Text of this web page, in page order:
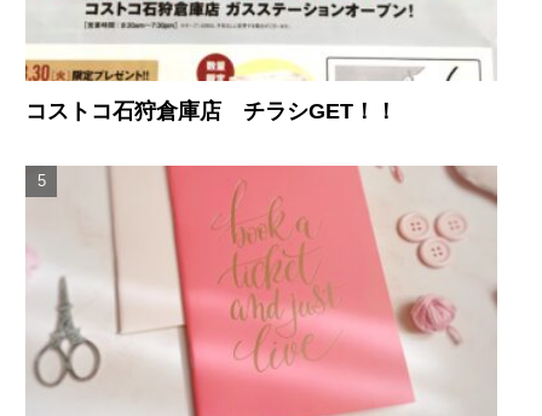
コストコ石狩倉庫店 チラシGET！！